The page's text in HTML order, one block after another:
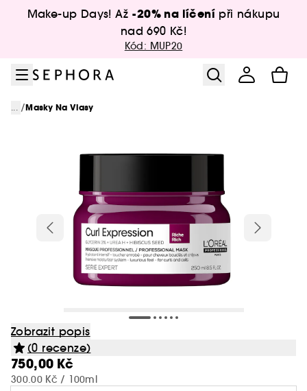
Přejít na hlavní obsah
Make-up Days! Až -20% na líčení při nákupu
nad 690 Kč!
Kód: MUP20
... /Masky Na Vlasy
Zobrazit popis
(0 recenze)
750,00 Kč
300.00 Kč / 100ml